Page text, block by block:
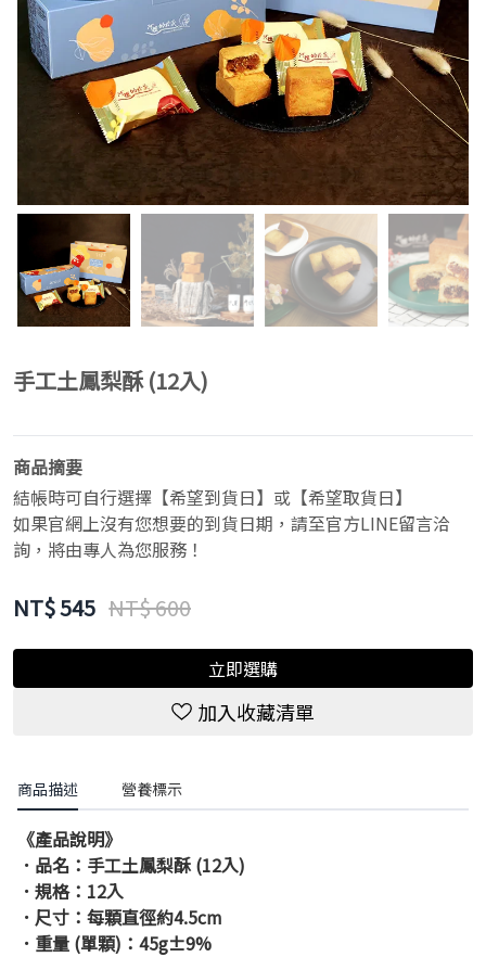
手工土鳳梨酥 (12入)
商品摘要
結帳時可自行選擇【希望到貨日】或【希望取貨日】
如果官網上沒有您想要的到貨日期，請至官方LINE留言洽
詢，將由專人為您服務！
NT$545 NT$ 600
立即選購
加入收藏清單
商品描述 營養標示
《產品說明》
．品名： 手工土鳳梨酥 (12入)
．規格：12入
．尺寸： 每顆直徑約4.5cm
．重量 (單顆)： 45g±9%